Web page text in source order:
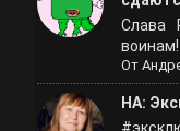
Слава
воинам!
От
НА: